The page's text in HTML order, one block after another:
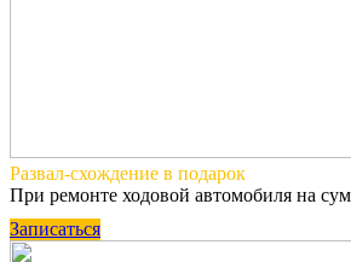
Развал-схождение в подарок
При ремонте ходовой автомобиля на
Записаться